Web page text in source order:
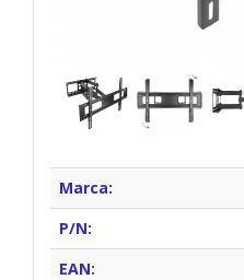
Marca:
P/N:
EAN: